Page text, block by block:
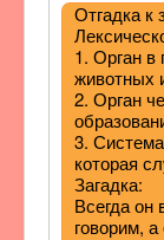
Отгадка к
1. Орган в
животных
2. Орган
3.
которая
Загадка:
Всегда он
говорим,